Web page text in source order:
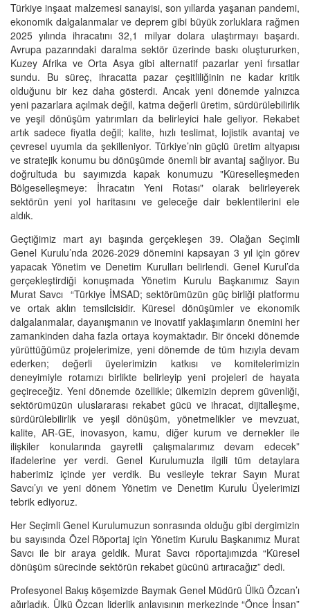
Türkiye inşaat malzemesi sanayisi, son yıllarda yaşanan pandemi,
ekonomik dalgalanmalar ve deprem gibi büyük zorluklara rağmen
2025 yılında ihracatını 32,1 milyar dolara ulaştırmayı başardı.
Avrupa pazarındaki daralma sektör üzerinde baskı oluştururken,
Kuzey Afrika ve Orta Asya gibi alternatif pazarlar yeni fırsatlar
sundu. Bu süreç, ihracatta pazar çeşitliliğinin ne kadar kritik
olduğunu bir kez daha gösterdi. Ancak yeni dönemde yalnızca
yeni pazarlara açılmak değil, katma değerli üretim, sürdürülebilirlik
ve yeşil dönüşüm yatırımları da belirleyici hale geliyor. Rekabet
artık sadece fiyatla değil; kalite, hızlı teslimat, lojistik avantaj ve
çevresel uyumla da şekilleniyor. Türkiye’nin güçlü üretim altyapısı
ve stratejik konumu bu dönüşümde önemli bir avantaj sağlıyor. Bu
doğrultuda bu sayımızda kapak konumuzu "Küreselleşmeden
Bölgeselleşmeye: İhracatın Yeni Rotası" olarak belirleyerek
sektörün yeni yol haritasını ve geleceğe dair beklentilerini ele
aldık.
Geçtiğimiz mart ayı başında gerçekleşen 39. Olağan Seçimli
Genel Kurulu’nda 2026-2029 dönemini kapsayan 3 yıl için görev
yapacak Yönetim ve Denetim Kurulları belirlendi. Genel Kurul’da
gerçekleştirdiği konuşmada Yönetim Kurulu Başkanımız Sayın
Murat Savcı “Türkiye İMSAD; sektörümüzün güç birliği platformu
ve ortak aklın temsilcisidir. Küresel dönüşümler ve ekonomik
dalgalanmalar, dayanışmanın ve inovatif yaklaşımların önemini her
zamankinden daha fazla ortaya koymaktadır. Bir önceki dönemde
yürüttüğümüz projelerimize, yeni dönemde de tüm hızıyla devam
ederken; değerli üyelerimizin katkısı ve komitelerimizin
deneyimiyle rotamızı birlikte belirleyip yeni projeleri de hayata
geçireceğiz. Yeni dönemde özellikle; ülkemizin deprem güvenliği,
sektörümüzün uluslararası rekabet gücü ve ihracat, dijitalleşme,
sürdürülebilirlik ve yeşil dönüşüm, yönetmelikler ve mevzuat,
kalite, AR-GE, inovasyon, kamu, diğer kurum ve dernekler ile
ilişkiler konularında gayretli çalışmalarımız devam edecek”
ifadelerine yer verdi. Genel Kurulumuzla ilgili tüm detaylara
haberimiz içinde yer verdik. Bu vesileyle tekrar Sayın Murat
Savcı’yı ve yeni dönem Yönetim ve Denetim Kurulu Üyelerimizi
tebrik ediyoruz.
Her Seçimli Genel Kurulumuzun sonrasında olduğu gibi dergimizin
bu sayısında Özel Röportaj için Yönetim Kurulu Başkanımız Murat
Savcı ile bir araya geldik. Murat Savcı röportajımızda “Küresel
dönüşüm sürecinde sektörün rekabet gücünü artıracağız” dedi.
Profesyonel Bakış köşemizde Baymak Genel Müdürü Ülkü Özcan’ı
ağırladık. Ülkü Özcan liderlik anlayışının merkezinde “Önce İnsan”